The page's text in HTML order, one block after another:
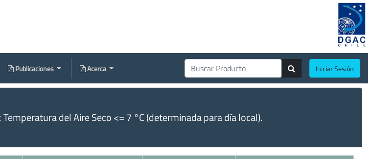
Publicaciones Acerca Iniciar Sesión
del Aire Seco <= 7 °C (determinada para día local).